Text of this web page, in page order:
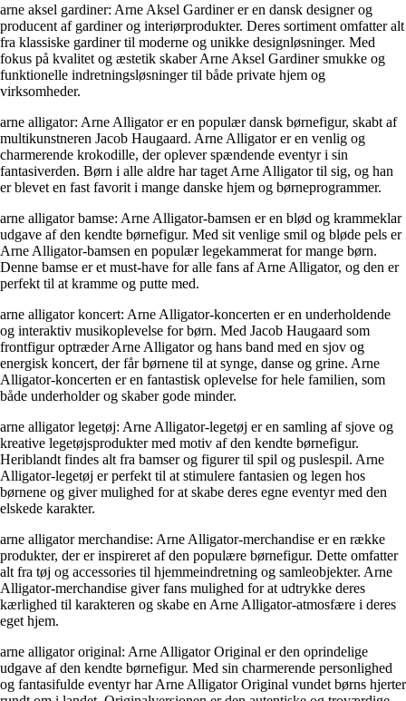
arne aksel gardiner: Arne Aksel Gardiner er en dansk designer og
producent af gardiner og interiørprodukter. Deres sortiment omfatter alt
fra klassiske gardiner til moderne og unikke designløsninger. Med
fokus på kvalitet og æstetik skaber Arne Aksel Gardiner smukke og
funktionelle indretningsløsninger til både private hjem og
virksomheder.
arne alligator: Arne Alligator er en populær dansk børnefigur, skabt af
multikunstneren Jacob Haugaard. Arne Alligator er en venlig og
charmerende krokodille, der oplever spændende eventyr i sin
fantasiverden. Børn i alle aldre har taget Arne Alligator til sig, og han
er blevet en fast favorit i mange danske hjem og børneprogrammer.
arne alligator bamse: Arne Alligator-bamsen er en blød og krammeklar
udgave af den kendte børnefigur. Med sit venlige smil og bløde pels er
Arne Alligator-bamsen en populær legekammerat for mange børn.
Denne bamse er et must-have for alle fans af Arne Alligator, og den er
perfekt til at kramme og putte med.
arne alligator koncert: Arne Alligator-koncerten er en underholdende
og interaktiv musikoplevelse for børn. Med Jacob Haugaard som
frontfigur optræder Arne Alligator og hans band med en sjov og
energisk koncert, der får børnene til at synge, danse og grine. Arne
Alligator-koncerten er en fantastisk oplevelse for hele familien, som
både underholder og skaber gode minder.
arne alligator legetøj: Arne Alligator-legetøj er en samling af sjove og
kreative legetøjsprodukter med motiv af den kendte børnefigur.
Heriblandt findes alt fra bamser og figurer til spil og puslespil. Arne
Alligator-legetøj er perfekt til at stimulere fantasien og legen hos
børnene og giver mulighed for at skabe deres egne eventyr med den
elskede karakter.
arne alligator merchandise: Arne Alligator-merchandise er en række
produkter, der er inspireret af den populære børnefigur. Dette omfatter
alt fra tøj og accessories til hjemmeindretning og samleobjekter. Arne
Alligator-merchandise giver fans mulighed for at udtrykke deres
kærlighed til karakteren og skabe en Arne Alligator-atmosfære i deres
eget hjem.
arne alligator original: Arne Alligator Original er den oprindelige
udgave af den kendte børnefigur. Med sin charmerende personlighed
og fantasifulde eventyr har Arne Alligator Original vundet børns hjerter